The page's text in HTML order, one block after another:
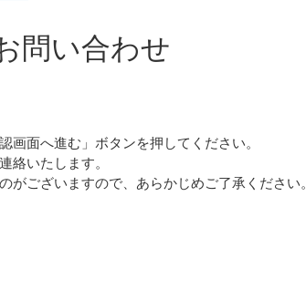
問い合わせ
面へ進む」ボタンを押してください。
絡いたします。
ございますので、あらかじめご了承ください。